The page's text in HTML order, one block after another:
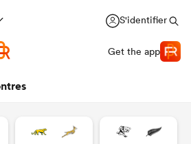
S'identifier
Get the app